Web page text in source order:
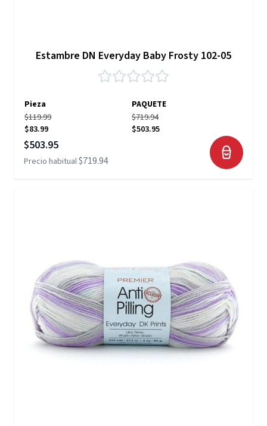
Estambre DN Everyday Baby Frosty 102-05
Pieza
PAQUETE
$119.99
$83.99
$719.94
$503.95
Precio especial
$503.95
Precio habitual$719.94